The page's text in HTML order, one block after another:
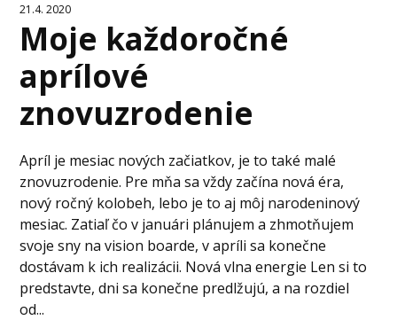
21.4. 2020
Moje každoročné
aprílové
znovuzrodenie
Apríl je mesiac nových začiatkov, je to také malé
znovuzrodenie. Pre mňa sa vždy začína nová éra,
nový ročný kolobeh, lebo je to aj môj narodeninový
mesiac. Zatiaľ čo v januári plánujem a zhmotňujem
svoje sny na vision boarde, v apríli sa konečne
dostávam k ich realizácii. Nová vlna energie Len si to
predstavte, dni sa konečne predlžujú, a na rozdiel
od...